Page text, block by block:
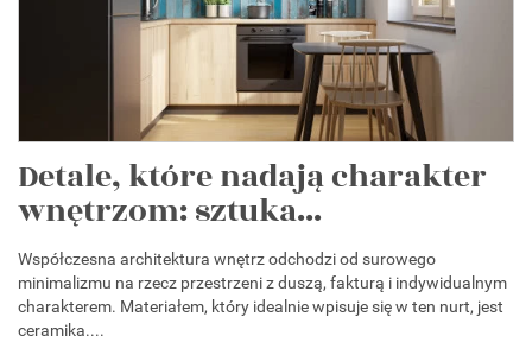
Detale, które nadają charakter
wnętrzom: sztuka...
Współczesna architektura wnętrz odchodzi od surowego
minimalizmu na rzecz przestrzeni z duszą, fakturą i indywidualnym
charakterem. Materiałem, który idealnie wpisuje się w ten nurt, jest
ceramika....